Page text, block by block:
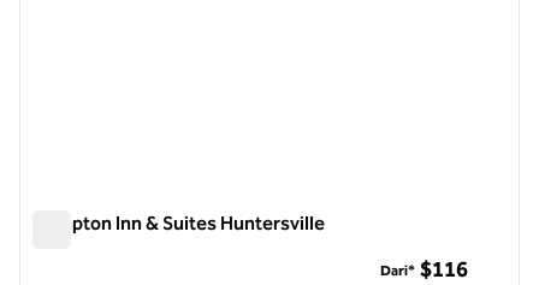
Hampton Inn & Suites Huntersville
Dari* $116